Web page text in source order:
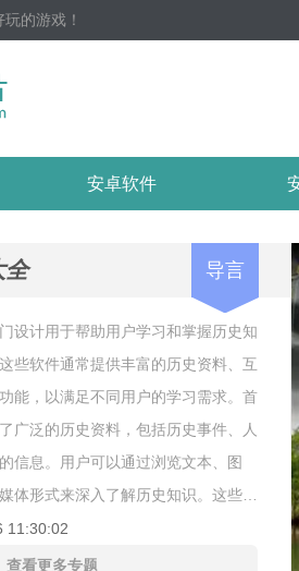
的游戏！
安卓软件
全 导言
设计用于帮助用户学习和掌握历史知
些软件通常提供丰富的历史资料、互
能，以满足不同用户的学习需求。首
广泛的历史资料，包括历史事件、人
信息。用户可以通过浏览文本、图
体形式来深入了解历史知识。这些资
类，以便用户能够快速找到所需的信
采
11:30:02
查看更多专题